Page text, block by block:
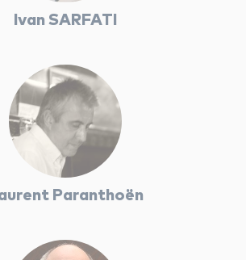
Ivan SARFATI
Paranthoën